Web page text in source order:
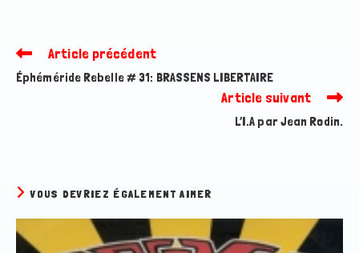
Read
articles
Article précédent
Éphéméride Rebelle # 31: BRASSENS LIBERTAIRE
Article suivant
L’I.A par Jean Rodin.
VOUS DEVRIEZ ÉGALEMENT AIMER